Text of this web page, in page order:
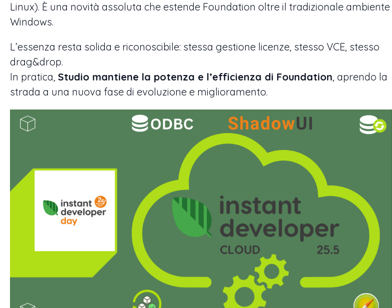
Linux). È una novità assoluta che estende Foundation oltre il tradizionale ambiente
Windows.
L’essenza resta solida e riconoscibile: stessa gestione licenze, stesso VCE, stesso
drag&drop.
In pratica, Studio mantiene la potenza e l’efficienza di Foundation, aprendo la
strada a una nuova fase di evoluzione e miglioramento.